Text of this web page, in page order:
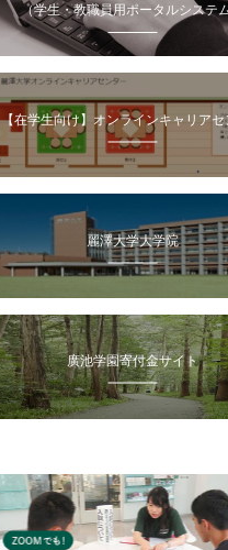
（学生・教職員用ポータルシステ
【在学生向け】オンラインキャリアセ
麗澤大学大学院
廣池学園寄付金サイト